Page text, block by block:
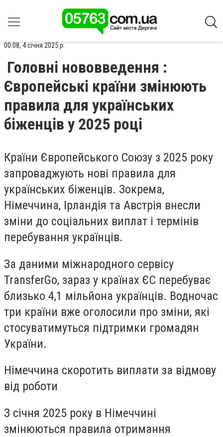
00:08, 4 січня 2025 р.
Головні нововведення :
Європейські країни змінюють
правила для українських
біженців у 2025 році
Країни Європейського Союзу з 2025 року
запроваджують нові правила для
українських біженців. Зокрема,
Німеччина, Ірландія та Австрія внесли
зміни до соціальних виплат і термінів
перебування українців.
За даними міжнародного сервісу
TransferGo, зараз у країнах ЄС перебуває
близько 4,1 мільйона українців. Водночас
три країни вже оголосили про зміни, які
стосуватимуться підтримки громадян
України.
Німеччина скоротить виплати за відмову
від роботи
З січня 2025 року в Німеччині
змінюються правила отримання